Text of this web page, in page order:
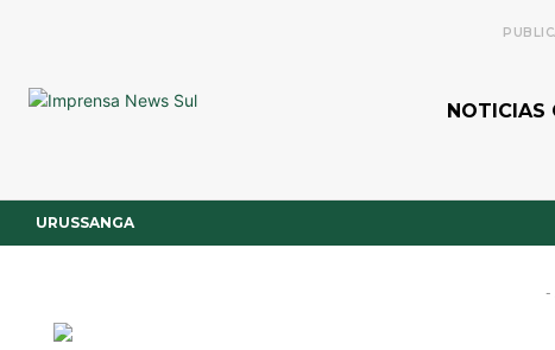
NOTICIAS
URUSSANGA
-